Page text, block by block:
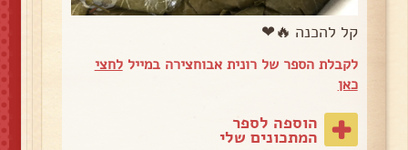
קל להכנה 🔥❤
לקבלת הספר של רונית אבוחצירה במייללחצי
כאן
הוספה לספר
המתכונים שלי